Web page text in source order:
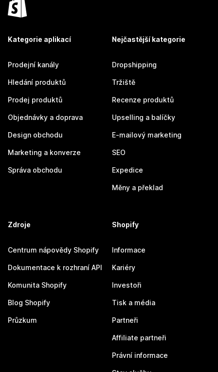
Kategorie aplikací
Prodejní kanály
Hledání produktů
Prodej produktů
Objednávky a doprava
Design obchodu
Marketing a konverze
Správa obchodu
Nejčastější kategorie
Dropshipping
Tržiště
Recenze produktů
Upselling a balíčky
E-mailový marketing
SEO
Expedice
Měny a překlad
Zdroje
Centrum nápovědy Shopify
Dokumentace k rozhraní API
Komunita Shopify
Blog Shopify
Průzkum
Shopify
Informace
Kariéry
Investoři
Tisk a média
Partneři
Affiliate partneři
Právní informace